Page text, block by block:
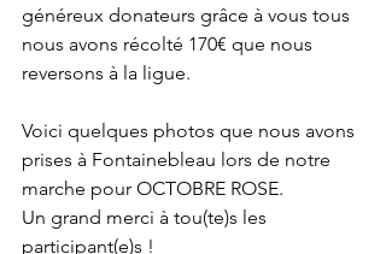
généreux donateurs grâce à vous tous
nous avons récolté 170€ que nous
reversons à la ligue.
Voici quelques photos que nous avons
prises à Fontainebleau lors de notre
marche pour OCTOBRE ROSE.
Un grand merci à tou(te)s les
participant(e)s !